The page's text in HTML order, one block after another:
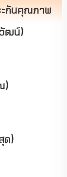
ะกันคุณภาพ
ฒน์)
)
ด)